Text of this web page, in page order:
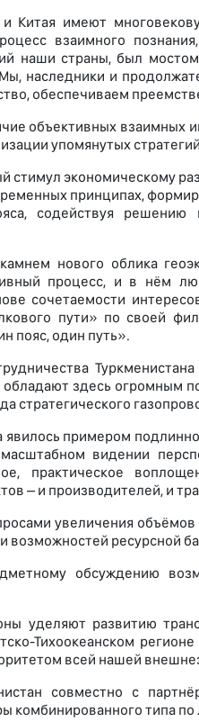
и Китая имеют
взаимного
наши страны, был
наследники и
обеспечиваем
объективных взаимных
упомянутых
стимул экономическому
принципах,
содействуя
нового облика
процесс, и в нём
сочетаемости
пути» по своей
пояс, один путь».
здесь огромным
стратегического
явилось примером
видении
практическое
– и производителей, и
увеличения
возможностей ресурсной
обсуждению
уделяют развитию
Тихоокеанском
всей нашей
совместно с
комбинированного типа